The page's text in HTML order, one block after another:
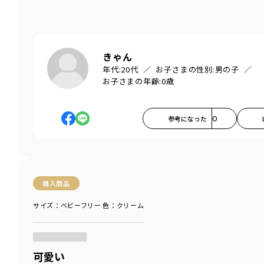
きゃん
年代:20代 お子さまの性別:男の子
お子さまの年齢:0歳
参考になった 0
購入商品
サイズ：ベビーフリー 色：クリーム
可愛い